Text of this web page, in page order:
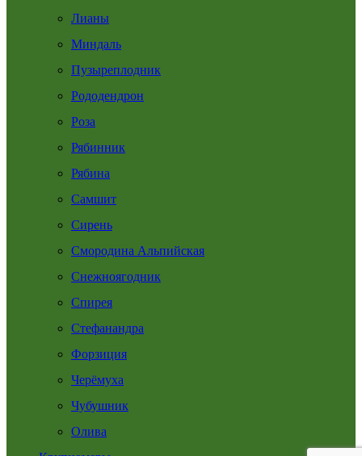
Лианы
Миндаль
Пузыреплодник
Рододендрон
Роза
Рябинник
Рябина
Самшит
Сирень
Смородина Альпийская
Снежноягодник
Спирея
Стефанандра
Форзиция
Черёмуха
Чубушник
Олива